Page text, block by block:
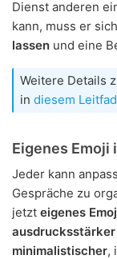
Dienst anderen
kann, muss er
lassen und eine
Weitere Details
in diesem
Eigenes Emoji
Jeder kann
Gespräche zu
jetzt eigenes
ausdrucksstärker
minimalistischer,